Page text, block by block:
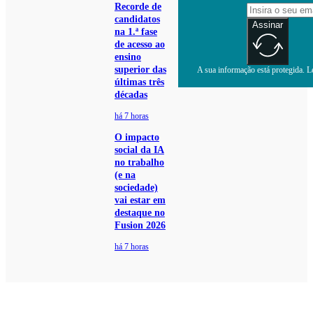
Recorde de
candidatos
na 1.ª fase
de acesso ao
ensino
superior das
últimas três
décadas
há 7 horas
O impacto
social da IA
no trabalho
(e na
sociedade)
vai estar em
destaque no
Fusion 2026
há 7 horas
Assinar
A sua informação está protegida.